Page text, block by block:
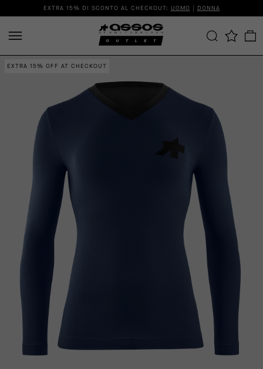
EXTRA 15% DI SCONTO AL CHECKOUT: UOMO | DONNA
EXTRA 15% OFF AT CHECKOUT